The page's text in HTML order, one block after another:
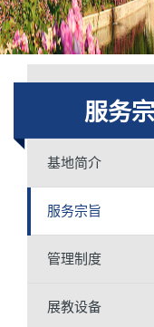
服务
基地简介
服务宗旨
管理制度
展教设备